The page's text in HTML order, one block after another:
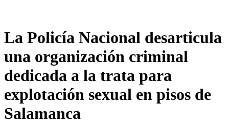
La Policía Nacional desarticula
una organización criminal
dedicada a la trata para
explotación sexual en pisos de
Salamanca